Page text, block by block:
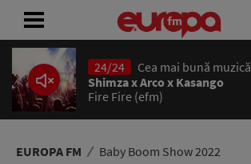
24/24
Cea mai bună muzică
Shimza x Arco x Kasango
Fire Fire (efm)
EUROPA FM Baby Boom Show 2022
ACASĂ
ȘTIRI
RADIO